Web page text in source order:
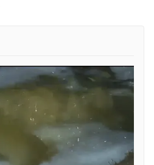
Shorts video
VTV Thể thao
Bất động sản